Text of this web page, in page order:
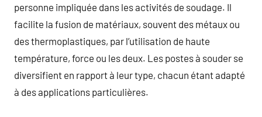
personne impliquée dans les activités de soudage. Il
facilite la fusion de matériaux, souvent des métaux ou
des thermoplastiques, par l’utilisation de haute
température, force ou les deux. Les postes à souder se
diversifient en rapport à leur type, chacun étant adapté
à des applications particulières.